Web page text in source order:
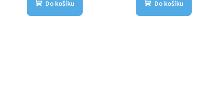
Do košíku Do košíku